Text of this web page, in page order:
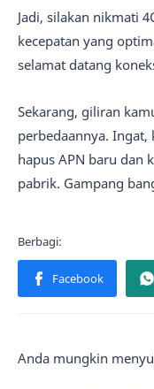
Jadi, silakan nikmati
kecepatan yang
selamat datang
Sekarang, giliran
perbedaannya. Ingat,
hapus APN baru dan
pabrik. Gampang
Anda mungkin